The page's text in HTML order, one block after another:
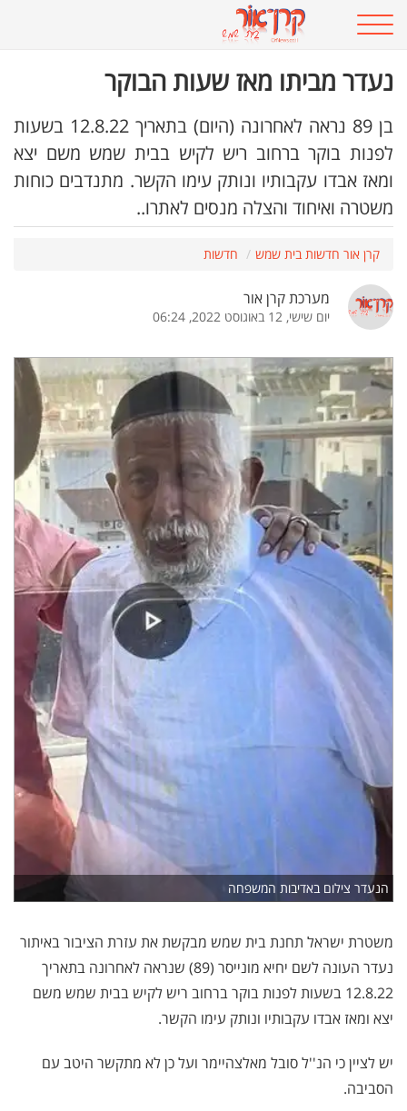
נעדר מביתו מאז שעות הבוקר
בן 89 נראה לאחרונה (היום) בתאריך 12.8.22 בשעות
לפנות בוקר ברחוב ריש לקיש בבית שמש משם יצא
ומאז אבדו עקבותיו ונותק עימו הקשר. מתנדבים כוחות
משטרה ואיחוד והצלה מנסים לאתרו..
קרן אור חדשות בית שמש חדשות
מערכת קרן אור
יום שישי, 12 באוגוסט 2022, 06:24
הנעדר צילום באדיבות המשפחה
משטרת ישראל תחנת בית שמש מבקשת את עזרת הציבור באיתור
נעדר העונה לשם יחיא מונייסר (89) שנראה לאחרונה בתאריך
12.8.22 בשעות לפנות בוקר ברחוב ריש לקיש בבית שמש משם
יצא ומאז אבדו עקבותיו ונותק עימו הקשר.
יש לציין כי הנ''ל סובל מאלצהיימר ועל כן לא מתקשר היטב עם
הסביבה.